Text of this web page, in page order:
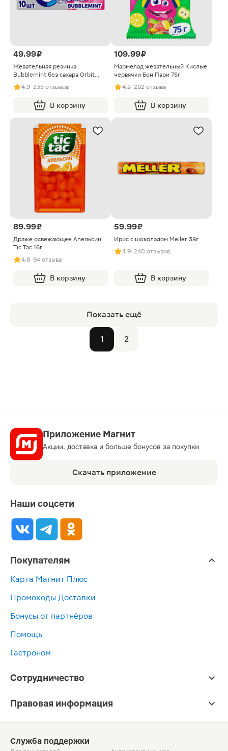
49.99 ₽
Жевательная резинка
Bubblemint без сахара Orbit
White 13.6г
4.9· 235 отзывов
В корзину
109.99 ₽
Мармелад жевательный Кислые
червячки Бон Пари 75г
4.8· 282 отзыва
В корзину
89.99 ₽
Драже освежающее Апельсин
Tic Tac 16г
4.8· 94 отзыва
В корзину
59.99 ₽
Ирис с шоколадом Meller 38г
4.9· 240 отзывов
В корзину
Показать ещё
1 2
Приложение Магнит
Акции, доставка и больше бонусов за покупки
Скачать приложение
Наши соцсети
Покупателям
Карта Магнит Плюс
Промокоды Доставки
Бонусы от партнёров
Помощь
Гастроном
Сотрудничество
Правовая информация
Служба поддержки